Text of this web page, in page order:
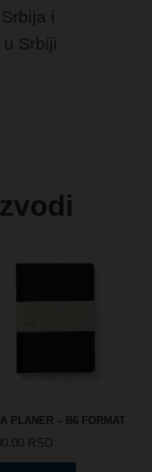
i
Srbiji
PLANER – B6 FORMAT
RSD